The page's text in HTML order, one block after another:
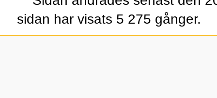
sidan har visats 5 275 gånger.